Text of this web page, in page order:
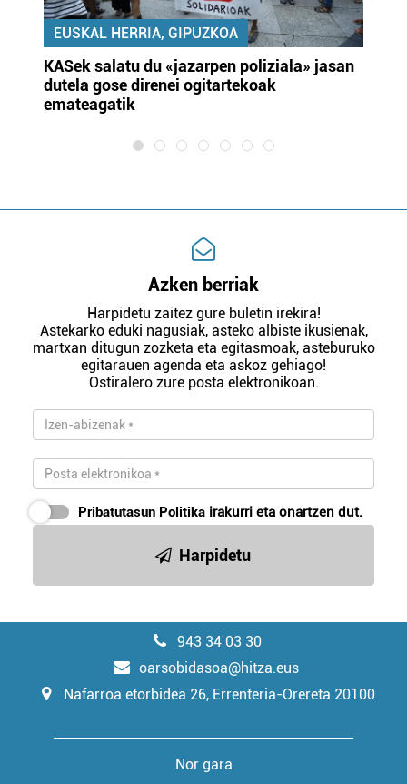
EUSKAL HERRIA, GIPUZKOA
KASek salatu du «jazarpen poliziala» jasan
dutela gose direnei ogitartekoak
emateagatik
Azken berriak
Harpidetu zaitez gure buletin irekira!
Astekarko eduki nagusiak, asteko albiste ikusienak,
martxan ditugun zozketa eta egitasmoak, asteburuko
egitarauen agenda eta askoz gehiago!
Ostiralero zure posta elektronikoan.
Pribatutasun Politika irakurri eta onartzen dut.
Harpidetu
943 34 03 30
oarsobidasoa@hitza.eus
Nafarroa etorbidea 26, Errenteria-Orereta 20100
Nor gara